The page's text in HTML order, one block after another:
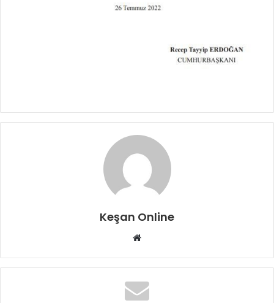
Keşan Online
Web